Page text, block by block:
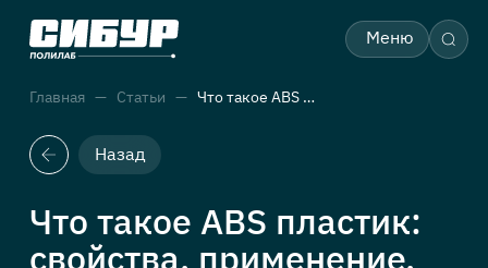
Меню
Главная Статьи Что такое ABS пластик: свойства, применение, плюсы и минусы
Назад
Что такое ABS пластик:
свойства, применение,